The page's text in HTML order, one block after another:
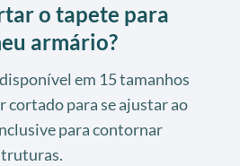
o tapete para
armário?
em 15 tamanhos
cortado para se ajustar ao
para contornar